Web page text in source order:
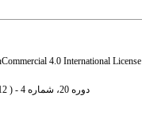
4.0 International License
دوره 20، شماره 4 - ( 12-1396 )